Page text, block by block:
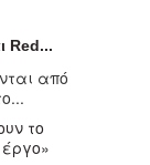
Red...
από